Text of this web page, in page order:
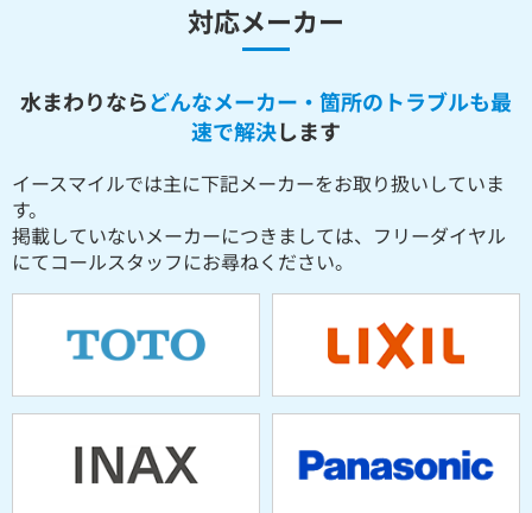
対応メーカー
水まわりならどんなメーカー・箇所のトラブルも最
速で解決します
イースマイルでは主に下記メーカーをお取り扱いしていま
す。
掲載していないメーカーにつきましては、フリーダイヤル
にてコールスタッフにお尋ねください。